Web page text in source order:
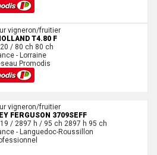
vigneron/fruitier
T4.80 F
/ 80 ch 80 ch
- Lorraine
Promodis
vigneron/fruitier
FERGUSON 3709SEFF
/ 2897 h / 95 ch 2897 h 95 ch
- Languedoc-Roussillon